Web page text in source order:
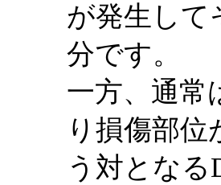
が発生して
分です。
一方、通常
り損傷部
う対とな